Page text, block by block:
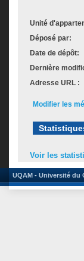
Unité
Déposé par:
Date de dépôt:
Dernière
Adresse URL :
Modifier les
Voir les
UQAM - Université du